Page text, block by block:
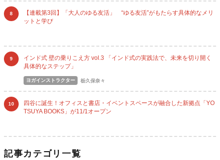
8
【連載第3回】「大人のゆる友活」 “ゆる友活”がもたらす具体的なメリ
ットと学び
9
インド式 壁の乗りこえ方 vol.3 「インド式の実践法で、未来を切り開く
具体的なステップ」
ヨガインストラクター 栃久保奈々
10
四谷に誕生！オフィスと書店・イベントスペースが融合した新拠点「YO
TSUYA BOOKS」が11/1オープン
記事カテゴリ一覧